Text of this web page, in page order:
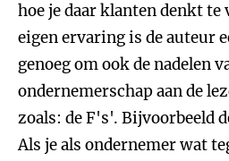
hoe je daar klanten denkt
eigen ervaring is de auteur
genoeg om ook de nadelen
ondernemerschap aan de
zoals: de F's'. Bijvoorbeeld
Als je als ondernemer wat